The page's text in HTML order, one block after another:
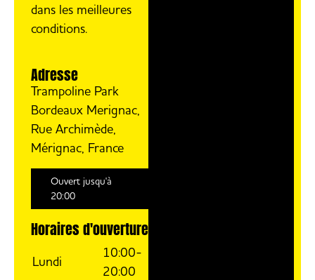
dans les meilleures
conditions.
Adresse
Trampoline Park
Bordeaux Merignac,
Rue Archimède,
Mérignac, France
Ouvert jusqu'à
20:00
Horaires d'ouverture
Lundi
10:00-
20:00